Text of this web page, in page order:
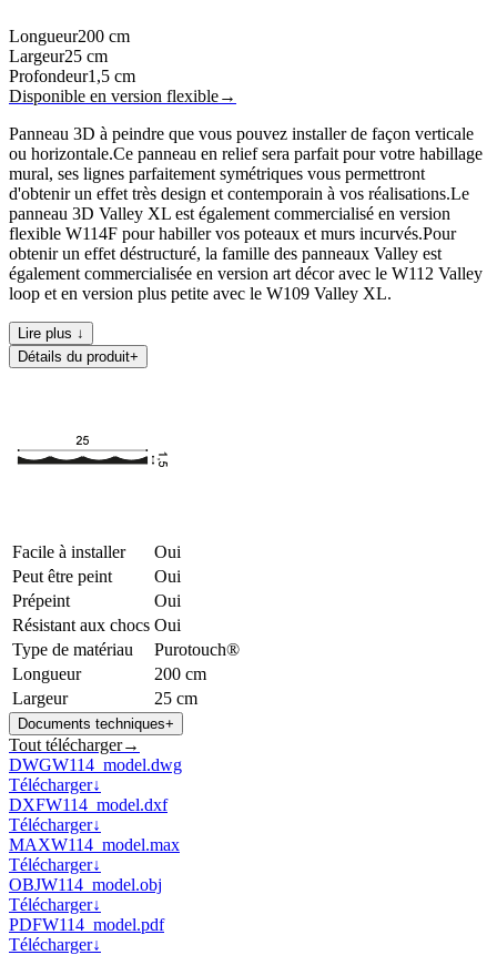
Longueur200 cm
Largeur25 cm
Profondeur1,5 cm
Disponible en version flexible→
Panneau 3D à peindre que vous pouvez installer de façon verticale
ou horizontale.Ce panneau en relief sera parfait pour votre habillage
mural, ses lignes parfaitement symétriques vous permettront
d'obtenir un effet très design et contemporain à vos réalisations.Le
panneau 3D Valley XL est également commercialisé en version
flexible W114F pour habiller vos poteaux et murs incurvés.Pour
obtenir un effet déstructuré, la famille des panneaux Valley est
également commercialisée en version art décor avec le W112 Valley
loop et en version plus petite avec le W109 Valley XL.
Lire plus ↓
Détails du produit+
Facile à installer
Oui
Peut être peint
Oui
Prépeint
Oui
Résistant aux chocs Oui
Type de matériau
Purotouch®
Longueur
200 cm
Largeur
25 cm
Documents techniques+
Tout télécharger→
DWGW114_model.dwg
Télécharger↓
DXFW114_model.dxf
Télécharger↓
MAXW114_model.max
Télécharger↓
OBJW114_model.obj
Télécharger↓
PDFW114_model.pdf
Télécharger↓